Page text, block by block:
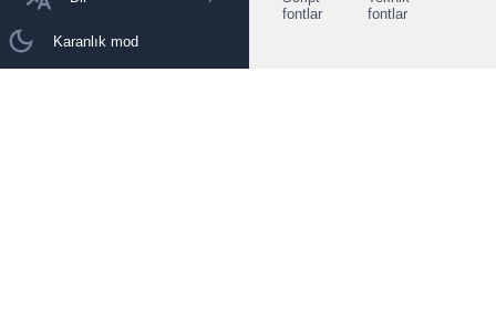
Karanlık mod
fontlar
fontlar